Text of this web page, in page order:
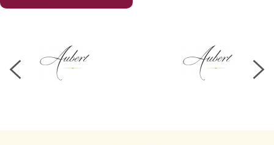
Chardonnay